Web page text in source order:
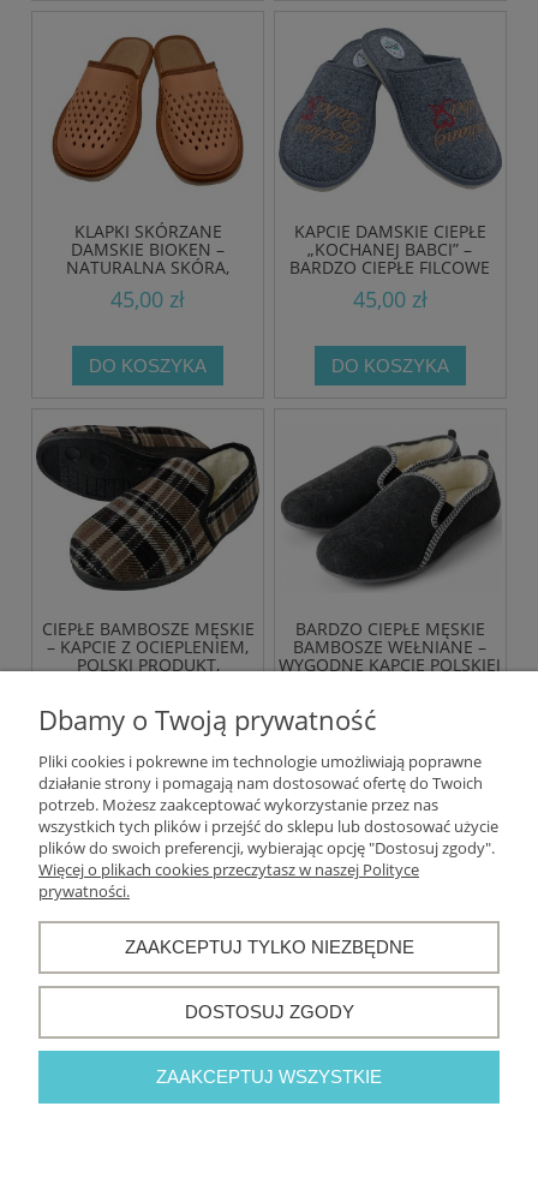
KLAPKI SKÓRZANE
DAMSKIE BIOKEN –
NATURALNA SKÓRA,
DZIEŃ
45,00 zł
DO KOSZYKA
KAPCIE DAMSKIE CIEPŁE
„KOCHANEJ BABCI” –
BARDZO CIEPŁE FILCOWE
45,00 zł
DO KOSZYKA
CIEPŁE BAMBOSZE MĘSKIE
– KAPCIE Z OCIEPLENIEM,
POLSKI PRODUKT,
DO KOSZYKA
BARDZO CIEPŁE MĘSKIE
BAMBOSZE WEŁNIANE –
WYGODNE KAPCIE POLSKIEJ
DO KOSZYKA
« 1 ... 6 7 8 9 10 »
Warunki zakupów
Moje konto
Informacje o sklepie
Dbamy o Twoją prywatność
Pliki cookies i pokrewne im technologie umożliwiają poprawne
działanie strony i pomagają nam dostosować ofertę do Twoich
potrzeb. Możesz zaakceptować wykorzystanie przez nas
wszystkich tych plików i przejść do sklepu lub dostosować użycie
plików do swoich preferencji, wybierając opcję "Dostosuj zgody".
Więcej o plikach cookies przeczytasz w naszej Polityce
prywatności.
ZAAKCEPTUJ TYLKO NIEZBĘDNE
DOSTOSUJ ZGODY
ZAAKCEPTUJ WSZYSTKIE